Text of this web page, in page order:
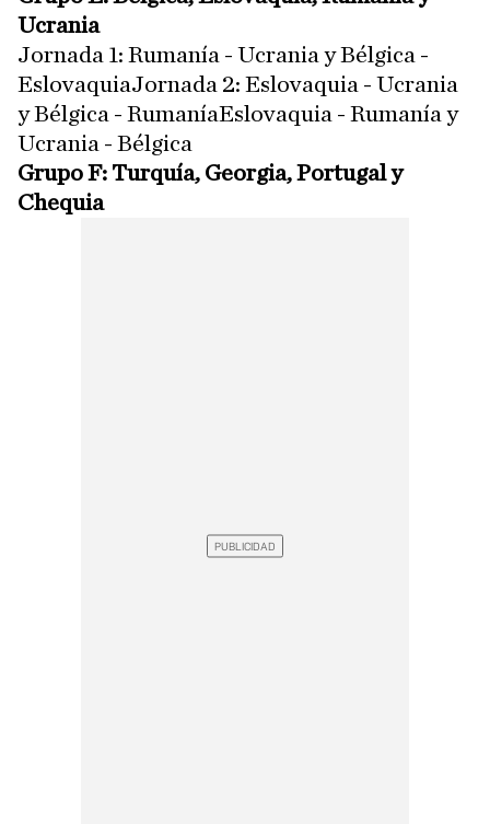
Ucrania
Jornada 1: Rumanía - Ucrania y Bélgica -
EslovaquiaJornada 2: Eslovaquia - Ucrania
y Bélgica - RumaníaEslovaquia - Rumanía y
Ucrania - Bélgica
Grupo F: Turquía, Georgia, Portugal y
Chequia